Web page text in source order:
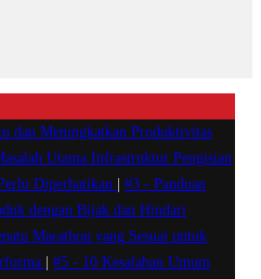
dan Meningkatkan Produktivitas
Utama Infrastruktur Pengisian
Diperhatikan
#3 - Panduan
dengan Bijak dan Hindari
Marathon yang Sesuai untuk
#5 - 10 Kesalahan Umum